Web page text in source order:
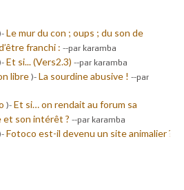
Le mur du con ; oups ; du son de
franchi : --par karamba
Et si... (Vers2.3) --par karamba
libre )- La sourdine abusive ! --par
)- Et si… on rendait au forum sa
et son intérêt ? --par karamba
Fotoco est-il devenu un site animalier ?